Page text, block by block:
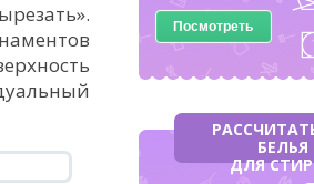
Посмотреть
БЕЛЬЯ
ДЛЯ